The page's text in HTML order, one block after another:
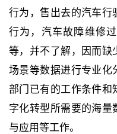
行为，售出去的汽车行
行为，汽车故障维修
等，并不了解，因而缺
场景等数据进行专业化
部门已有的工作条件和
字化转型所需要的海量
与应用等工作。